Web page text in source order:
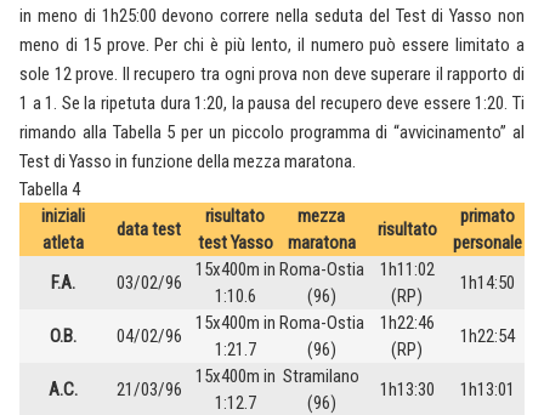
in meno di 1h25:00 devono correre nella seduta del Test di Yasso non
meno di 15 prove. Per chi è più lento, il numero può essere limitato a
sole 12 prove. Il recupero tra ogni prova non deve superare il rapporto di
1 a 1. Se la ripetuta dura 1:20, la pausa del recupero deve essere 1:20. Ti
rimando alla Tabella 5 per un piccolo programma di “avvicinamento” al
Test di Yasso in funzione della mezza maratona.
Tabella 4
iniziali
atleta
data test
risultato
test Yasso
mezza
maratona
risultato
primato
personale
F.A.
03/02/96
15x400m in
1:10.6
Roma-Ostia
(96)
1h11:02
(RP)
1h14:50
O.B. 04/02/96
15x400m in
1:21.7
Roma-Ostia
(96)
1h22:46
(RP)
1h22:54
A.C. 21/03/96
15x400m in
1:12.7
Stramilano
(96)
1h13:30 1h13:01